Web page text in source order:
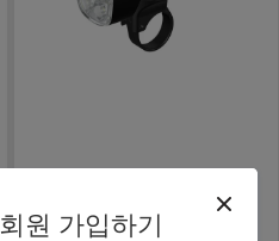
Allty 2000 자전거 라이트 전
조등
2
회원 가입하기